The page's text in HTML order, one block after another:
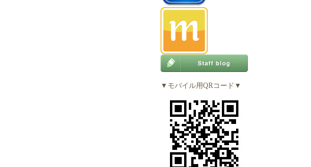
▼モバイル用QRコード▼